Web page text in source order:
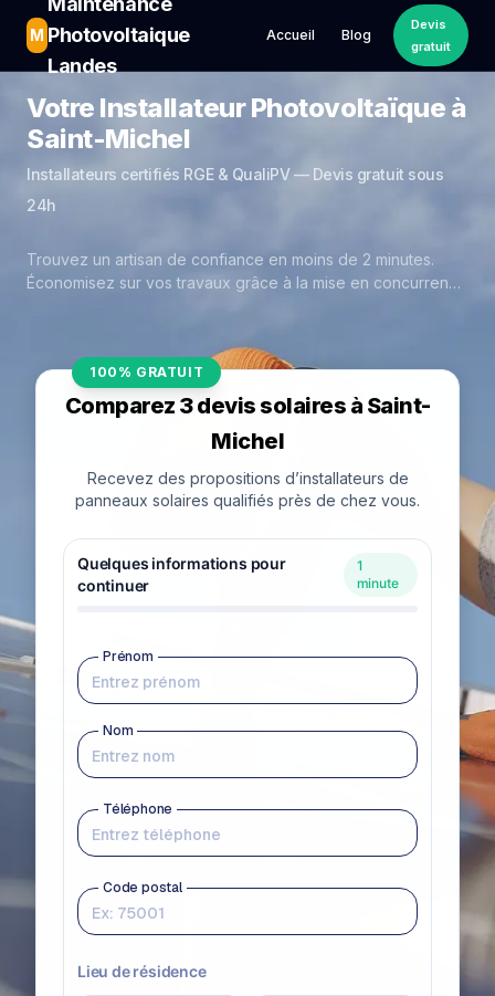
M Photovoltaique
Landes
Accueil Blog
Devis
gratuit
Votre Installateur Photovoltaïque à
Saint-Michel
Installateurs certifiés RGE & QualiPV — Devis gratuit sous
24h
Trouvez un artisan de confiance en moins de 2 minutes.
Économisez sur vos travaux grâce à la mise en concurrence
100% GRATUIT
Comparez 3 devis solaires à Saint-
Michel
Recevez des propositions d’installateurs de
panneaux solaires qualifiés près de chez vous.